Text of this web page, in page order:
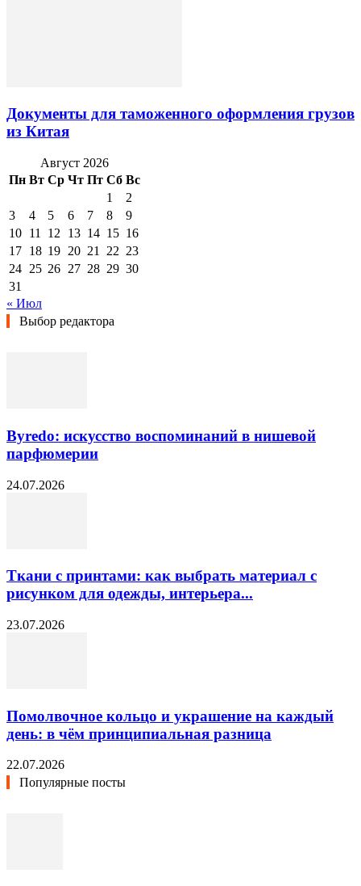
Документы для таможенного оформления грузов
из Китая
Август 2026
Пн Вт Ср Чт Пт Сб Вс
1
2
3
4 5 6 7 8
9
10 11 12 13 14 15 16
17 18 19 20 21 22 23
24 25 26 27 28 29 30
31
« Июл
Выбор редактора
Byredo: искусство воспоминаний в нишевой
парфюмерии
24.07.2026
Ткани с принтами: как выбрать материал с
рисунком для одежды, интерьера...
23.07.2026
Помолвочное кольцо и украшение на каждый
день: в чём принципиальная разница
22.07.2026
Популярные посты